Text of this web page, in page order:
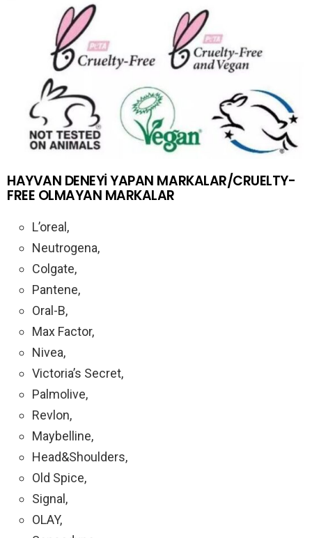
HAYVAN DENEYİ YAPAN MARKALAR/CRUELTY-
FREE OLMAYAN MARKALAR
L’oreal,
Neutrogena,
Colgate,
Pantene,
Oral-B,
Max Factor,
Nivea,
Victoria’s Secret,
Palmolive,
Revlon,
Maybelline,
Head&Shoulders,
Old Spice,
Signal,
OLAY,